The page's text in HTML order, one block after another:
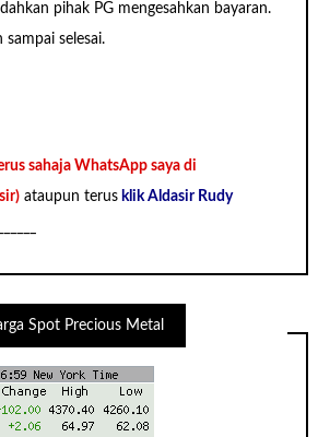
pihak PG mengesahkan bayaran.
sampai selesai.
sahaja WhatsApp saya di
ataupun terus klik Aldasir Rudy
Spot Precious Metal